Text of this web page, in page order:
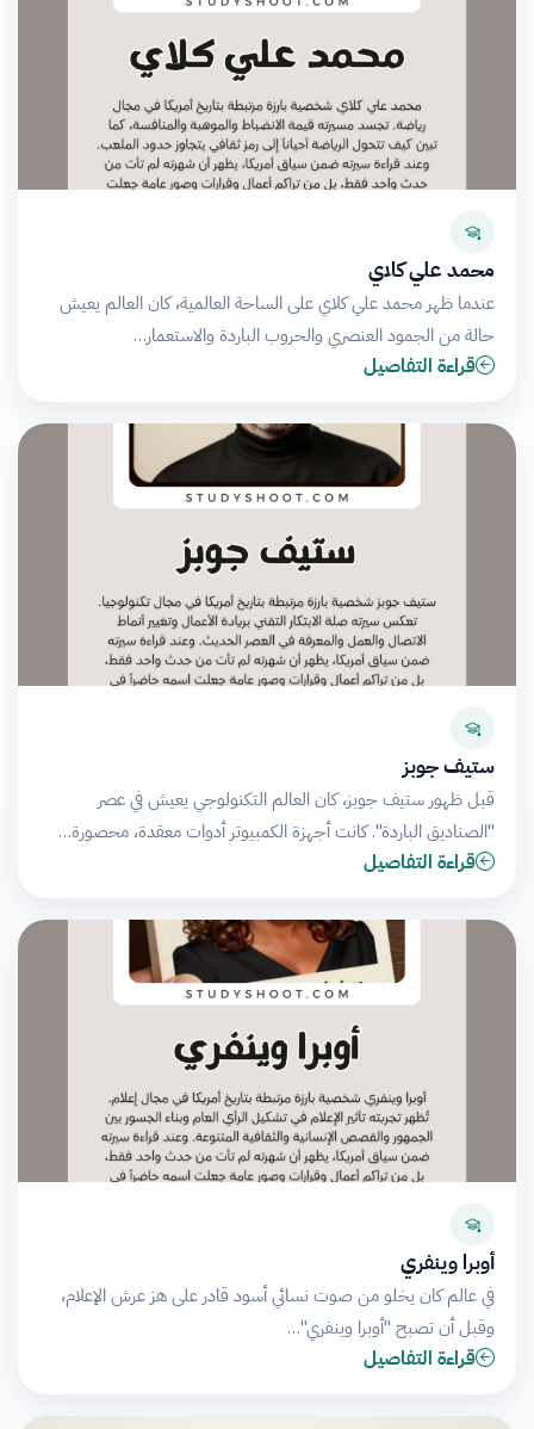
محمد علي كلاي
عندما ظهر محمد علي كلاي على الساحة العالمية، كان العالم يعيش
حالة من الجمود العنصري والحروب الباردة والاستعمار…
قراءة التفاصيل
ستيف جوبز
قبل ظهور ستيف جوبز، كان العالم التكنولوجي يعيش في عصر
"الصناديق الباردة". كانت أجهزة الكمبيوتر أدوات معقدة، محصورة…
قراءة التفاصيل
أوبرا وينفري
في عالم كان يخلو من صوت نسائي أسود قادر على هز عرش الإعلام،
وقبل أن تصبح "أوبرا وينفري"…
قراءة التفاصيل